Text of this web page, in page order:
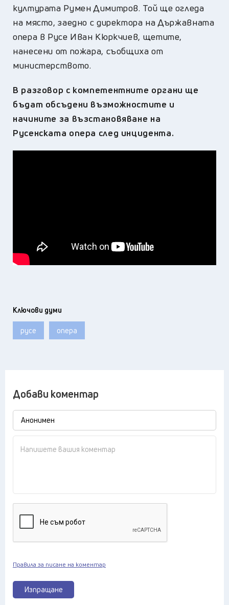
културата Румен Димитров. Той ще огледа
на място, заедно с директора на Държавната
опера в Русе Иван Кюркчиев, щетите,
нанесени от пожара, съобщиха от
министерството.
В разговор с компетентните органи ще
бъдат обсъдени възможностите и
начините за възстановяване на
Русенската опера след инцидента.
Ключови думи
русе опера
Добави коментар
Изпращане
Правила за писане на коментар